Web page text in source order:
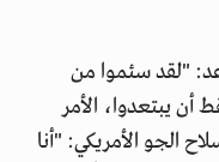
"لقد سئموا من
أن يبتعدوا، الأمر
الجو الأمريكي: "أنا